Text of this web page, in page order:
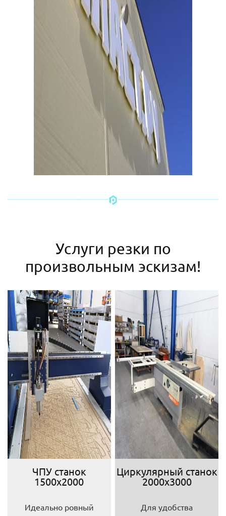
Услуги резки по
произвольным эскизам!
ЧПУ станок
1500х2000
Идеально ровный
Циркулярный станок
2000х3000
Для удобства